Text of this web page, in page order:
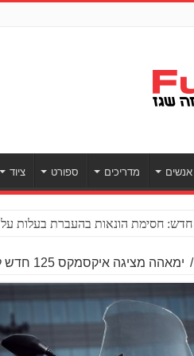
אנשים מדריכים ספורט ציוד
חדש: חסימת הונאות בהעברת בעלות על
/ ימאהה מציגה איקסמקס 125 חדש ל-2018